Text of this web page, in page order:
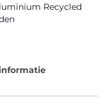
Recycled